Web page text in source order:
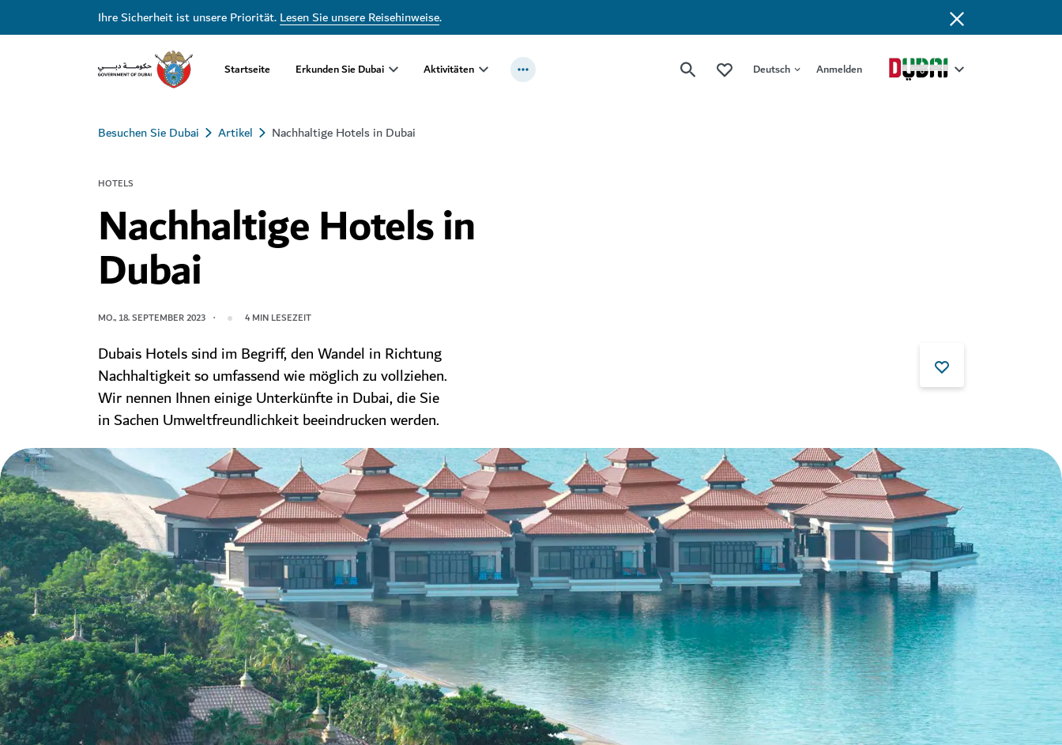
Ihre Sicherheit ist unsere Priorität.Lesen Sie unsere Reisehinweise.
Startseite Erkunden Sie Dubai Aktivitäten Deutsch Anmelden
Besuchen Sie Dubai Artikel Nachhaltige Hotels in Dubai
HOTELS
Nachhaltige Hotels in
Dubai
MO., 18. SEPTEMBER 2023 4 MIN LESEZEIT
Dubais Hotels sind im Begriff, den Wandel in Richtung
Nachhaltigkeit so umfassend wie möglich zu vollziehen.
Wir nennen Ihnen einige Unterkünfte in Dubai, die Sie
in Sachen Umweltfreundlichkeit beeindrucken werden.